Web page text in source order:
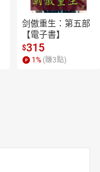
剑傲重生：第五部
【電子書】
$315
1 % (賺3點)